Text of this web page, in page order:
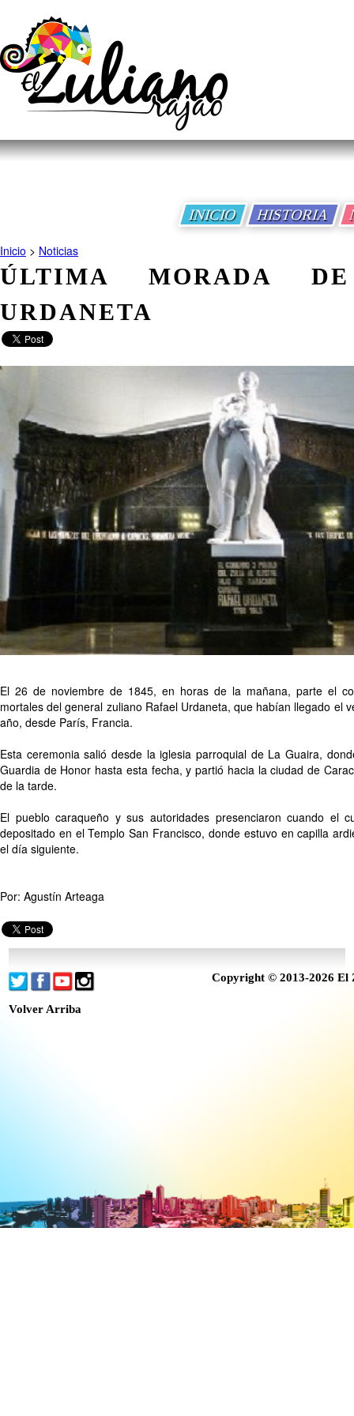
INICIO HISTORIA
Inicio > Noticias
ÚLTIMA MORADA
URDANETA
El 26 de noviembre de 1845, en horas de la mañana, parte el
mortales del general zuliano Rafael Urdaneta, que habían llegado el
año, desde París, Francia.
Esta ceremonia salió desde la iglesia parroquial de La Guaira,
Guardia de Honor hasta esta fecha, y partió hacia la ciudad de
de la tarde.
El pueblo caraqueño y sus autoridades presenciaron cuando el
depositado en el Templo San Francisco, donde estuvo en capilla
el día siguiente.
Por: Agustín Arteaga
Copyright © 2013-2026 El
Volver Arriba